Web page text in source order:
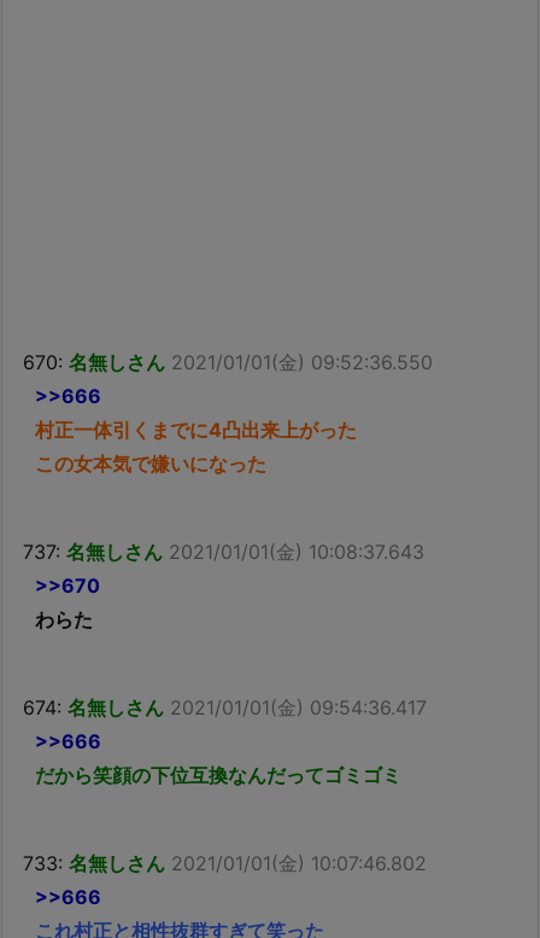
670: 名無しさん 2021/01/01(金) 09:52:36.550
>>666
村正一体引くまでに4凸出来上がった
この女本気で嫌いになった
737: 名無しさん 2021/01/01(金) 10:08:37.643
>>670
わらた
674: 名無しさん 2021/01/01(金) 09:54:36.417
>>666
だから笑顔の下位互換なんだってゴミゴミ
733: 名無しさん 2021/01/01(金) 10:07:46.802
>>666
これ村正と相性抜群すぎて笑った